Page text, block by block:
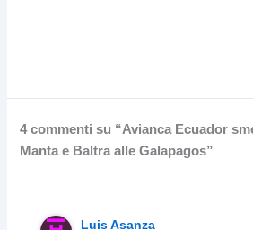
4 commenti su “Avianca Ecuador
Manta e Baltra alle Galapagos”
Luis Asanza